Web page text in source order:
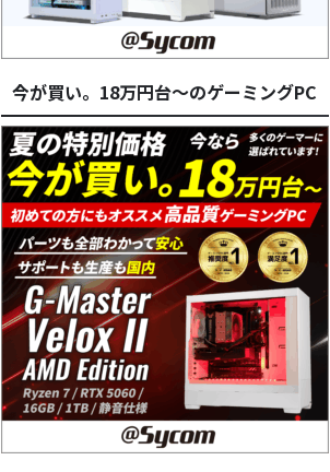
今が買い。18万円台～のゲーミングPC